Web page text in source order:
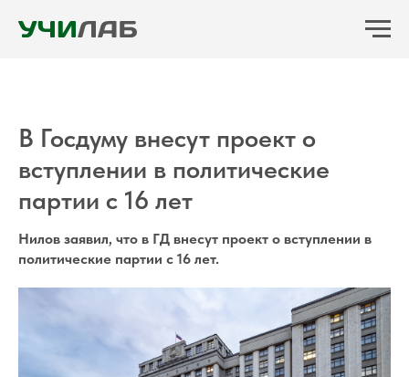
В Госдуму внесут проект о
вступлении в политические
партии с 16 лет
Нилов заявил, что в ГД внесут проект о вступлении в
политические партии с 16 лет.